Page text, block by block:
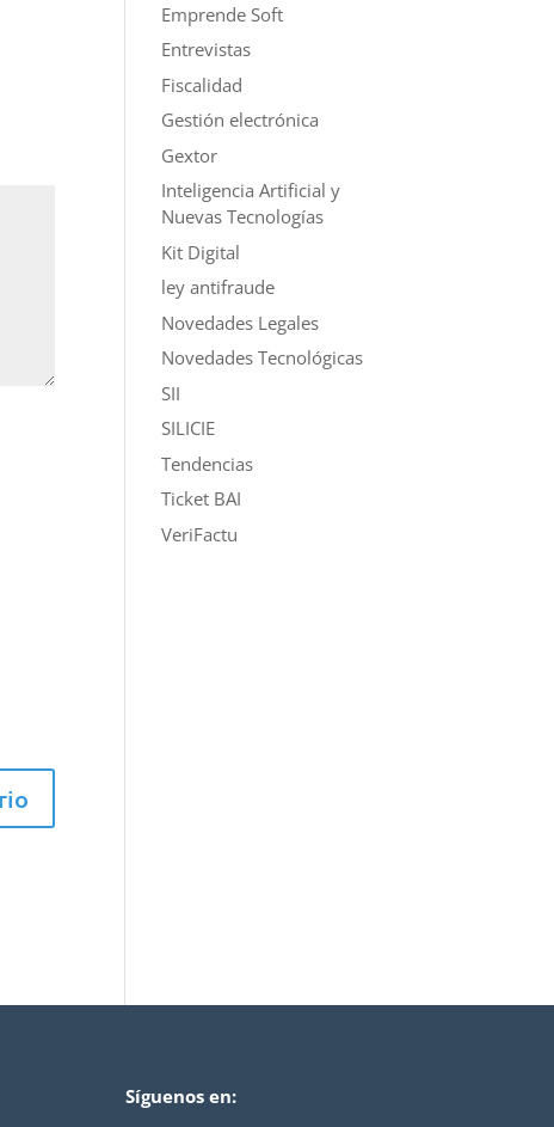
Emprende Soft
Entrevistas
Fiscalidad
Gestión electrónica
Gextor
Inteligencia Artificial y
Nuevas Tecnologías
Kit Digital
ley antifraude
Novedades Legales
Novedades Tecnológicas
SII
SILICIE
Tendencias
Ticket BAI
VeriFactu
Síguenos en: